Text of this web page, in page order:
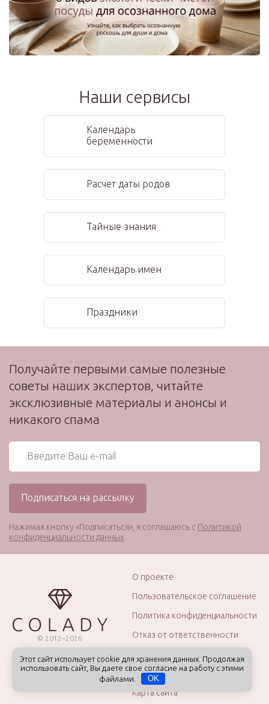
Наши сервисы
Календарь
беременности
Расчет даты родов
Тайные знания
Календарь имен
Праздники
Получайте первыми самые полезные
советы наших экспертов, читайте
эксклюзивные материалы и анонсы и
никакого спама
Нажимая кнопку «Подписаться», я соглашаюсь с Политикой
конфиденциальности данных
© 2012–2026
ИП Капцов А.Б.
Все права защищены.
Возрастной рейтинг
16+
О проекте
Пользовательское соглашение
Политика конфиденциальности
Отказ от ответственности
Кризисные центры
Карта сайта
Этот сайт использует cookie для хранения данных. Продолжая
использовать сайт, Вы даете свое согласие на работу с этими
файлами.
OK